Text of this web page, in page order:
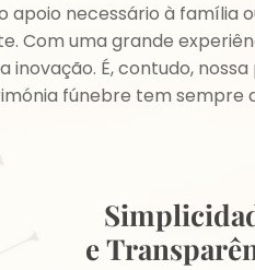
apoio necessário à família
Com uma grande
É, contudo,
fúnebre tem sempre
e